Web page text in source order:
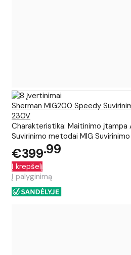
Sherman MIG200 Speedy
230V
Charakteristika: Maitinimo įtampa
Suvirinimo metodai MIG
€399 99
Į krepšelį
Į palyginimą